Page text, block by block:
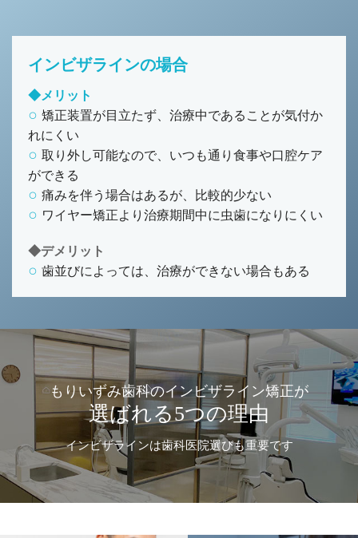
インビザラインの場合
◆メリット
矯正装置が目立たず、治療中であることが気付か
れにくい
取り外し可能なので、いつも通り食事や口腔ケア
ができる
痛みを伴う場合はあるが、比較的少ない
ワイヤー矯正より治療期間中に虫歯になりにくい
◆デメリット
歯並びによっては、治療ができない場合もある
もりいずみ歯科のインビザライン矯正が
選ばれる5つの理由
インビザラインは歯科医院選びも重要です